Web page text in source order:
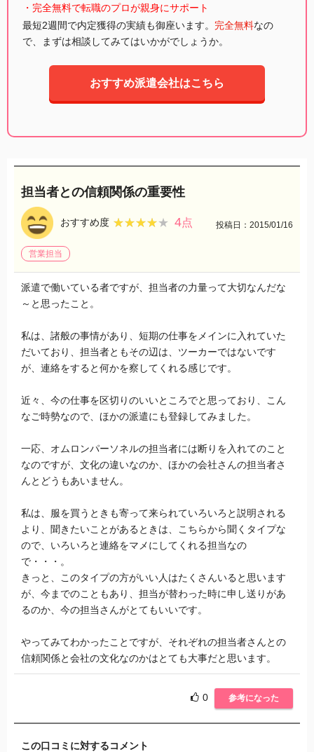
・完全無料で転職のプロが親身にサポート
最短2週間で内定獲得の実績も御座います。 完全無料なの
で、まずは相談してみてはいかがでしょうか。
おすすめ派遣会社はこちら
担当者との信頼関係の重要性
おすすめ度 ★★★★★
★★★★★ 4点 投稿日：2015/01/16
営業担当
派遣で働いている者ですが、担当者の力量って大切なんだな
～と思ったこと。
私は、諸般の事情があり、短期の仕事をメインに入れていた
だいており、担当者ともその辺は、ツーカーではないです
が、連絡をすると何かを察してくれる感じです。
近々、今の仕事を区切りのいいところでと思っており、こん
なご時勢なので、ほかの派遣にも登録してみました。
一応、オムロンパーソネルの担当者には断りを入れてのこと
なのですが、文化の違いなのか、ほかの会社さんの担当者さ
んとどうもあいません。
私は、服を買うときも寄って来られていろいろと説明される
より、聞きたいことがあるときは、こちらから聞くタイプな
ので、いろいろと連絡をマメにしてくれる担当なの
で・・・。
きっと、このタイプの方がいい人はたくさんいると思います
が、今までのこともあり、担当が替わった時に申し送りがあ
るのか、今の担当さんがとてもいいです。
やってみてわかったことですが、それぞれの担当者さんとの
信頼関係と会社の文化なのかはとても大事だと思います。
0 参考になった
この口コミに対するコメント